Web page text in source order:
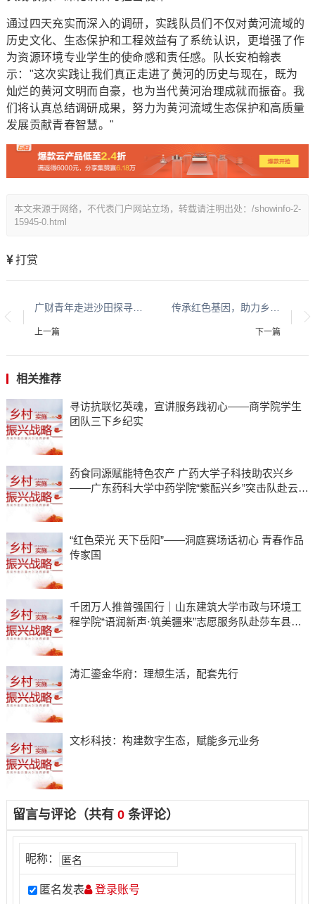
通过四天充实而深入的调研，实践队员们不仅对黄河流域的
历史文化、生态保护和工程效益有了系统认识，更增强了作
为资源环境专业学生的使命感和责任感。队长安柏翰表
示："这次实践让我们真正走进了黄河的历史与现在，既为
灿烂的黄河文明而自豪，也为当代黄河治理成就而振奋。我
们将认真总结调研成果，努力为黄河流域生态保护和高质量
发展贡献青春智慧。"
本文来源于网络，不代表门户网站立场，转载请注明出处：/showinfo-2-
15945-0.html
打赏
广财青年走进沙田探寻麒麟奥秘
上一篇 下一篇
相关推荐
寻访抗联忆英魂，宣讲服务践初心——商学院学生
团队三下乡纪实
药食同源赋能特色农产 广药大学子科技助农兴乡
——广东药科大学中药学院“紫酝兴乡”突击队赴云浮
“红色荣光 天下岳阳”——洞庭赛场话初心 青春作品
传家国
千团万人推普强国行｜山东建筑大学市政与环境工
程学院“语润新声·筑美疆来”志愿服务队赴莎车县开
​涛汇鎏金华府：理想生活，配套先行
​文杉科技：构建数字生态，赋能多元业务
留言与评论（共有 0条评论）
昵称：
匿名发表 登录账号